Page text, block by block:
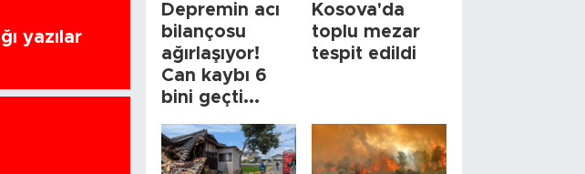
yazılar
Depremin acı
bilançosu
ağırlaşıyor!
Can kaybı 6
bini geçti...
Kosova'da
toplu mezar
tespit edildi